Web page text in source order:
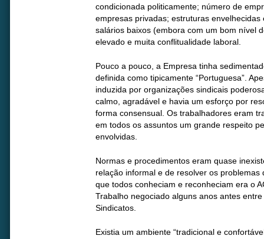
condicionada politicamente; número de
empresas privadas; estruturas
salários baixos (embora com um bom nível
elevado e muita conflitualidade laboral.
Pouco a pouco, a Empresa tinha
definida como tipicamente “Portuguesa”.
induzida por organizações sindicais
calmo, agradável e havia um esforço por
forma consensual. Os trabalhadores eram
em todos os assuntos um grande respeito
envolvidas.
Normas e procedimentos eram quase
relação informal e de resolver os problemas
que todos conheciam e reconheciam era o
Trabalho negociado alguns anos antes
Sindicatos.
Existia um ambiente “tradicional e